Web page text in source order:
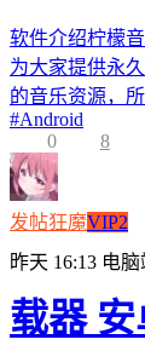
软件介绍柠檬
为大家提供永
的音乐资源，
#Android
0
8
发帖狂魔VIP2
昨天 16:13 电脑
载器